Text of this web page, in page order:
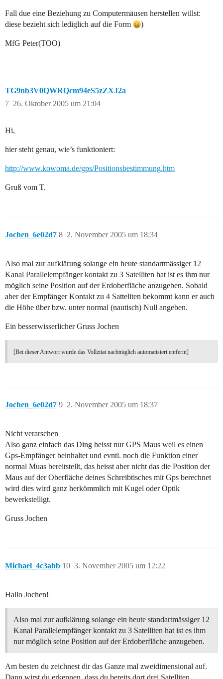
Fall due eine Beziehung zu Computermäusen herstellen willst:
diese bezieht sich lediglich auf die Form
)
MfG Peter(TOO)
TG9nb3V0QWRQcm94eS5zZXJ2a
26. Oktober 2005 um 21:04
7
Hi,
hier steht genau, wie’s funktioniert:
http://www.kowoma.de/gps/Positionsbestimmung.htm
Gruß vom T.
Jochen_6e02d7 2. November 2005 um 18:34
8
Also mal zur aufklärung solange ein heute standartmässiger 12
Kanal Parallelempfänger kontakt zu 3 Satelliten hat ist es ihm nur
möglich seine Position auf der Erdoberfläche anzugeben. Sobald
aber der Empfänger Kontakt zu 4 Satteliten bekommt kann er auch
die Höhe über bzw. unter normal (nautisch) Null angeben.
Ein besserwisserlicher Gruss Jochen
[Bei dieser Antwort wurde das Vollzitat nachträglich automatisiert entfernt]
Jochen_6e02d7 2. November 2005 um 18:37
9
Nicht verarschen
Also ganz einfach das Ding heisst nur GPS Maus weil es einen
Gps-Empfänger beinhaltet und evntl. noch die Funktion einer
normal Muas bereitstellt, das heisst aber nicht das die Position der
Maus auf der Oberfläche deines Schreibtisches mit Gps berechnet
wird dies wird ganz herkömmlich mit Kugel oder Optik
bewerkstelligt.
Gruss Jochen
Michael_4c3abb 3. November 2005 um 12:22
10
Hallo Jochen!
Also mal zur aufklärung solange ein heute standartmässiger 12
Kanal Parallelempfänger kontakt zu 3 Satelliten hat ist es ihm
nur möglich seine Position auf der Erdoberfläche anzugeben.
Am besten du zeichnest dir das Ganze mal zweidimensional auf.
Dann wirst du erkennen, dass du bereits dort drei Satelliten